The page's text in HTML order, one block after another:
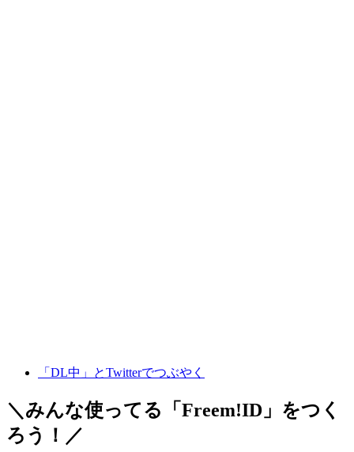
「DL中」とTwitterでつぶやく
＼みんな使ってる「 Freem!ID 」をつく
ろう！／